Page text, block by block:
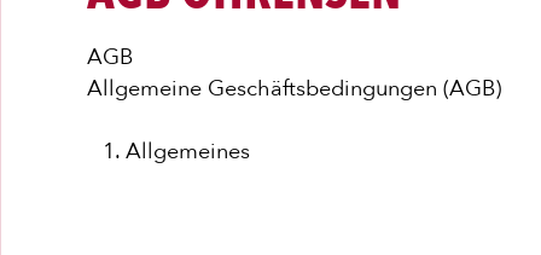
AGB
Allgemeine Geschäftsbedingungen (AGB)
Allgemeines